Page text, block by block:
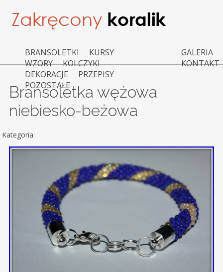
BRANSOLETKI
KURSY
WZORY
KOLCZYKI
DEKORACJE
PRZEPISY
POZOSTAŁE
GALERIA
KONTAKT
Bransoletka wężowa
niebiesko-beżowa
Kategoria: